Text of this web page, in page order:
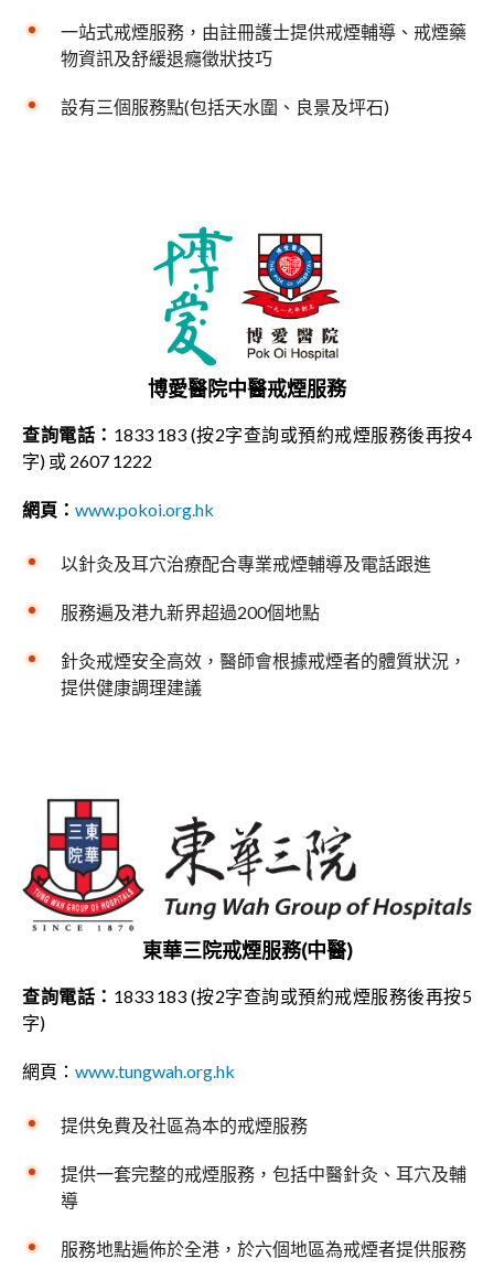
一站式戒煙服務，由註冊護⼠提供戒煙輔導、戒煙藥
物資訊及舒緩退癮徵狀技巧
設有三個服務點(包括天水圍、良景及坪石)
博愛醫院中醫戒煙服務
查詢電話： 1833 183 (按2字查詢或預約戒煙服務後再按4
字) 或 2607 1222
網頁： www.pokoi.org.hk
以針灸及耳穴治療配合專業戒煙輔導及電話跟進
服務遍及港九新界超過200個地點
針灸戒煙安全高效，醫師會根據戒煙者的體質狀況，
提供健康調理建議
東華三院戒煙服務(中醫)
查詢電話： 1833 183 (按2字查詢或預約戒煙服務後再按5
字)
網頁： www.tungwah.org.hk
提供免費及社區為本的戒煙服務
提供一套完整的戒煙服務，包括中醫針灸、耳穴及輔
導
服務地點遍佈於全港，於六個地區為戒煙者提供服務